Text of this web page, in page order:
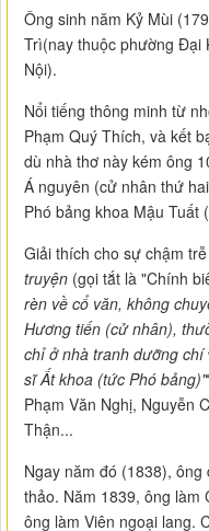
Ông sinh năm Kỷ Mùi
Trì(nay thuộc phường Đại
Nội).
Nổi tiếng thông minh từ
Phạm Quý Thích, và kết
dù nhà thơ này kém ông
Á nguyên (cử nhân thứ
Phó bảng khoa Mậu Tuất
Giải thích cho sự chậm
truyện (gọi tắt là "Chính
rèn về cổ văn, không
Hương tiến (cử nhân),
chỉ ở nhà tranh dưỡng chí
sĩ Ất khoa (tức Phó bảng)"
Phạm Văn Nghị, Nguyễn
Thận...
Ngay năm đó (1838),
thảo. Năm 1839, ông làm
ông làm Viên ngoại lang.